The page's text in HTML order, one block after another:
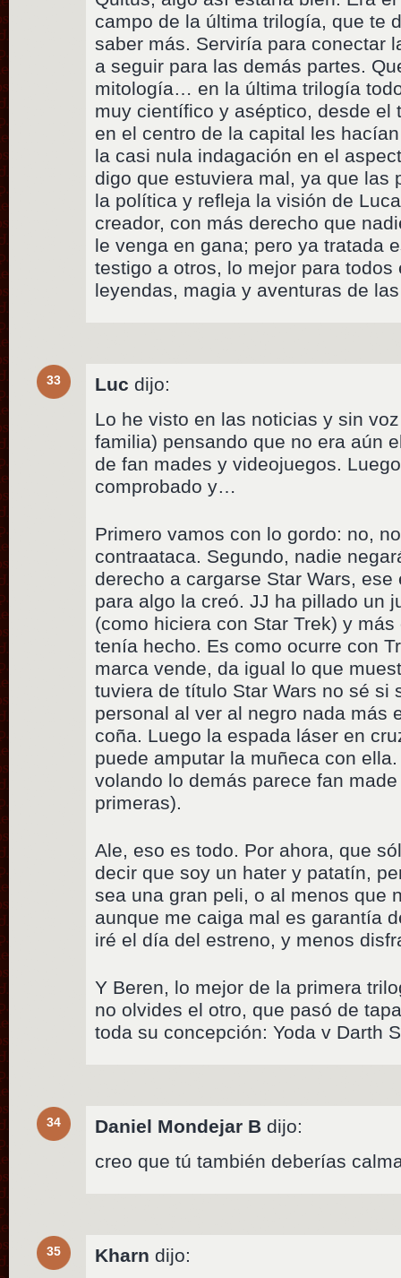
campo de la última trilogía, que te
saber más. Serviría para conectar
a seguir para las demás partes.
mitología… en la última trilogía
muy científico y aséptico, desde el
en el centro de la capital les
la casi nula indagación en el
digo que estuviera mal, ya que las
la política y refleja la visión de
creador, con más derecho que
le venga en gana; pero ya tratada
testigo a otros, lo mejor para
leyendas, magia y aventuras de
33 Luc dijo:
Lo he visto en las noticias y sin
familia) pensando que no era aún
de fan mades y videojuegos.
comprobado y…
Primero vamos con lo gordo: no,
contraataca. Segundo, nadie
derecho a cargarse Star Wars,
para algo la creó. JJ ha pillado un
(como hiciera con Star Trek) y
tenía hecho. Es como ocurre con
marca vende, da igual lo que
tuviera de título Star Wars no sé si
personal al ver al negro nada más
coña. Luego la espada láser en
puede amputar la muñeca con
volando lo demás parece fan
primeras).
Ale, eso es todo. Por ahora, que
decir que soy un hater y patatín,
sea una gran peli, o al menos que
aunque me caiga mal es garantía
iré el día del estreno, y menos
Y Beren, lo mejor de la primera
no olvides el otro, que pasó de
toda su concepción: Yoda v Darth
34 Daniel Mondejar B dijo:
creo que tú también deberías
35 Kharn dijo: